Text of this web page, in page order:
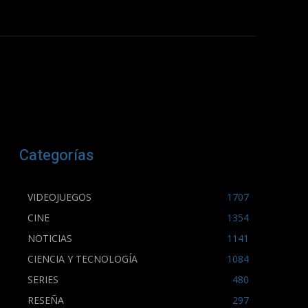
Categorías
VIDEOJUEGOS
1707
CINE
1354
NOTICIAS
1141
CIENCIA Y TECNOLOGÍA
1084
SERIES
480
RESEÑA
297